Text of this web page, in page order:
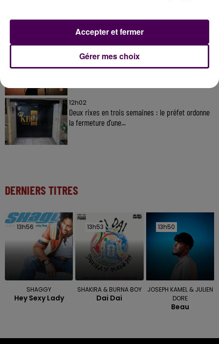
11 juillet 2026
Inscrivez-vous au casting The Voice & The Voice
12h02
Deux rixes en trois semaines : le préfet ordonne
la fermeture d'une...
DERNIERS TITRES
13h56
13h56
SHAGGY
Hey Sexy Lady
13h53
13h53
SHAKIRA & BURNA BOY
Dai Dai
13h50
13h50
JOSEPH KAMEL & JULIEN
DORE
Beau
Gérer mes choix
Accepter et fermer